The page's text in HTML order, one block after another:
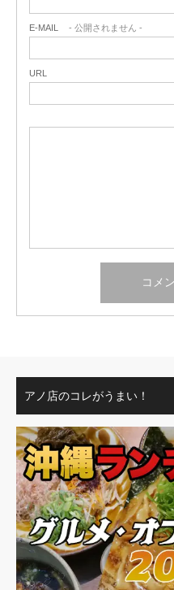
E-MAIL - 公開されません -
URL
アノ店のコレがうまい！